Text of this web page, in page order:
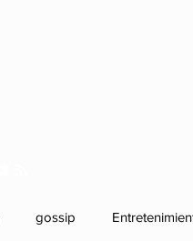
gossip